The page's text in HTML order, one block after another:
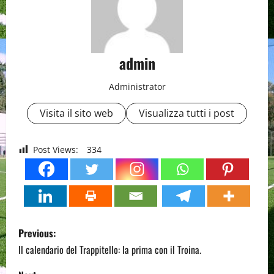
admin
Administrator
Visita il sito web Visualizza tutti i post
Post Views: 334
P
o
Previous:
Il calendario del Trappitello: la prima con il Troina.